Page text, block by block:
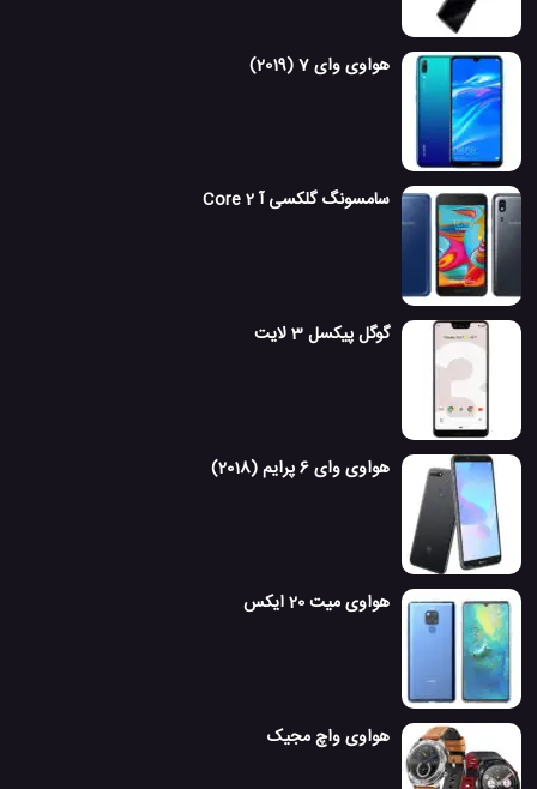
هواوی وای 7 (2019)
سامسونگ گلکسی آ 2 Core
گوگل پیکسل 3 لایت
هواوی وای 6 پرایم (2018)
هواوی میت 20 ایکس
هواوی واچ مجیک